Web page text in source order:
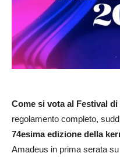
Come si vota al Festival di
regolamento completo,
74esima edizione della
Amadeus in prima serata